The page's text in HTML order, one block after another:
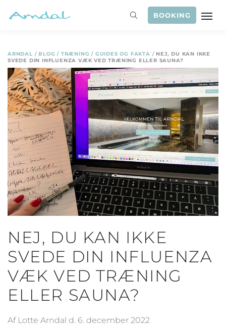
BOOKING
ARNDAL / BLOG / TRÆNING / GUIDES OG FAKTA / NEJ, DU KAN IKKE
SVEDE DIN INFLUENZA VÆK VED TRÆNING ELLER SAUNA?
NEJ, DU KAN IKKE
SVEDE DIN INFLUENZA
VÆK VED TRÆNING
ELLER SAUNA?
Af Lotte Arndal d. 6. december 2022